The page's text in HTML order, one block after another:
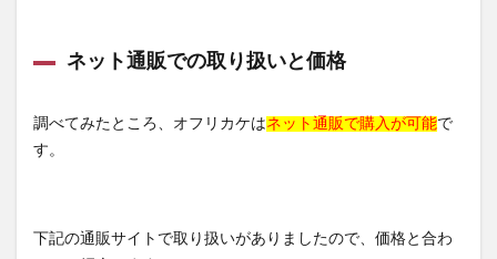
ネット通販での取り扱いと価格
調べてみたところ、オフリカケはネット通販で購入が可能で
す。
下記の通販サイトで取り扱いがありましたので、価格と合わ